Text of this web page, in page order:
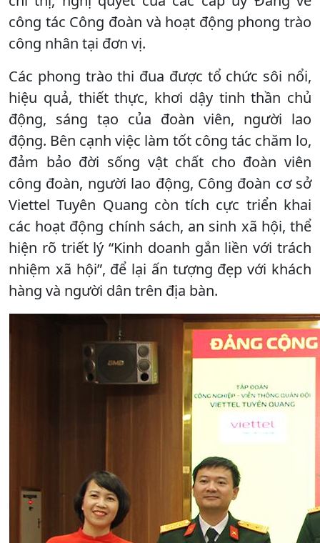
công tác Công đoàn và hoạt động phong trào
công nhân tại đơn vị.
Các phong trào thi đua được tổ chức sôi nổi,
hiệu quả, thiết thực, khơi dậy tinh thần chủ
động, sáng tạo của đoàn viên, người lao
động. Bên cạnh việc làm tốt công tác chăm lo,
đảm bảo đời sống vật chất cho đoàn viên
công đoàn, người lao động, Công đoàn cơ sở
Viettel Tuyên Quang còn tích cực triển khai
các hoạt động chính sách, an sinh xã hội, thể
hiện rõ triết lý “Kinh doanh gắn liền với trách
nhiệm xã hội”, để lại ấn tượng đẹp với khách
hàng và người dân trên địa bàn.